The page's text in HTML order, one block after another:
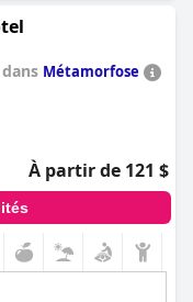
Métamorfose
À partir de 121 $